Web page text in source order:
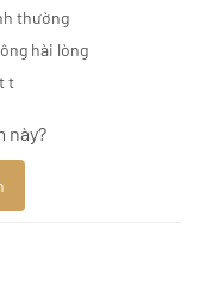
thường
hài lòng
t
này?